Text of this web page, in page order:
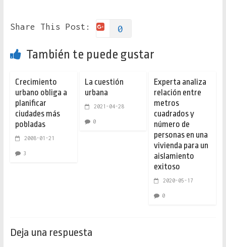
Share This Post: 0
También te puede gustar
Crecimiento
urbano obliga a
planificar
ciudades más
pobladas
2008-01-21
3
La cuestión
urbana
2021-04-28
0
Experta analiza
relación entre
metros
cuadrados y
número de
personas en una
vivienda para un
aislamiento
exitoso
2020-05-17
0
Deja una respuesta